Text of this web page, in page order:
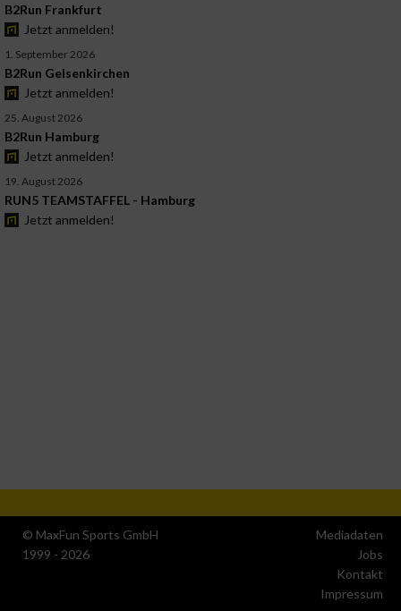
B2Run Frankfurt
Jetzt anmelden!
1. September 2026
B2Run Gelsenkirchen
Jetzt anmelden!
25. August 2026
B2Run Hamburg
Jetzt anmelden!
19. August 2026
RUN5 TEAMSTAFFEL - Hamburg
Jetzt anmelden!
© MaxFun Sports GmbH
1999 - 2026
Mediadaten
Jobs
Kontakt
Impressum